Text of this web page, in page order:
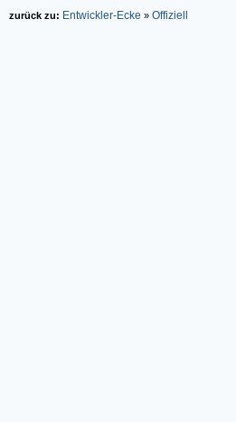
zurück zu: Entwickler-Ecke » Offiziell